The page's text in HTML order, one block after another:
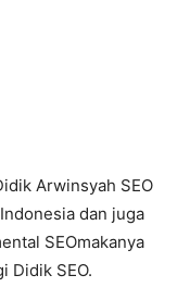
Arwinsyah SEO
dan juga
SEOmakanya
Didik SEO.